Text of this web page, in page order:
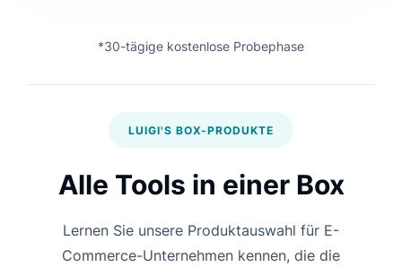
*30-tägige kostenlose Probephase
LUIGI'S BOX-PRODUKTE
Alle Tools in einer Box
Lernen Sie unsere Produktauswahl für E-
Commerce-Unternehmen kennen, die die